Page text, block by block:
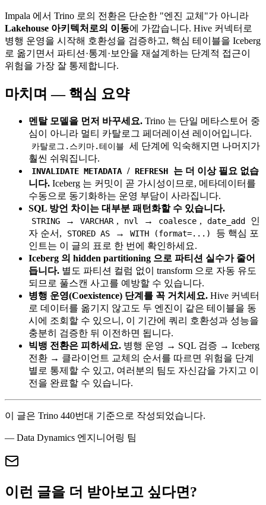
Impala 에서 Trino 로의 전환은 단순한 "엔진 교체"가 아니라
Lakehouse 아키텍처로의 이동에 가깝습니다. Hive 커넥터로
병행 운영을 시작해 호환성을 검증하고, 핵심 테이블을 Iceberg
로 옮기면서 파티션·통계·보안을 재설계하는 단계적 접근이
위험을 가장 잘 통제합니다.
마치며 — 핵심 요약
멘탈 모델을 먼저 바꾸세요. Trino 는 단일 메타스토어 중
심이 아니라 멀티 카탈로그 페더레이션 레이어입니다.
카탈로그.스키마.테이블
세 단계에 익숙해지면 나머지가
훨씬 쉬워집니다.
INVALIDATE METADATA / REFRESH
는 더 이상 필요 없습
니다. Iceberg 는 커밋이 곧 가시성이므로, 메타데이터를
수동으로 동기화하는 운영 부담이 사라집니다.
SQL 방언 차이는 대부분 패턴화할 수 있습니다.
STRING → VARCHAR , nvl → coalesce , date_add
인
자 순서,
STORED AS → WITH (format=...)
등 핵심 포
인트는 이 글의 표로 한 번에 확인하세요.
Iceberg 의 hidden partitioning 으로 파티션 실수가 줄어
듭니다. 별도 파티션 컬럼 없이 transform 으로 자동 유도
되므로 풀스캔 사고를 예방할 수 있습니다.
병행 운영(Coexistence) 단계를 꼭 거치세요. Hive 커넥터
로 데이터를 옮기지 않고도 두 엔진이 같은 테이블을 동
시에 조회할 수 있으니, 이 기간에 쿼리 호환성과 성능을
충분히 검증한 뒤 이전하면 됩니다.
빅뱅 전환은 피하세요. 병행 운영 → SQL 검증 → Iceberg
전환 → 클라이언트 교체의 순서를 따르면 위험을 단계
별로 통제할 수 있고, 여러분의 팀도 자신감을 가지고 이
전을 완료할 수 있습니다.
이 글은 Trino 440번대 기준으로 작성되었습니다.
— Data Dynamics 엔지니어링 팀
이런 글을 더 받아보고 싶다면?